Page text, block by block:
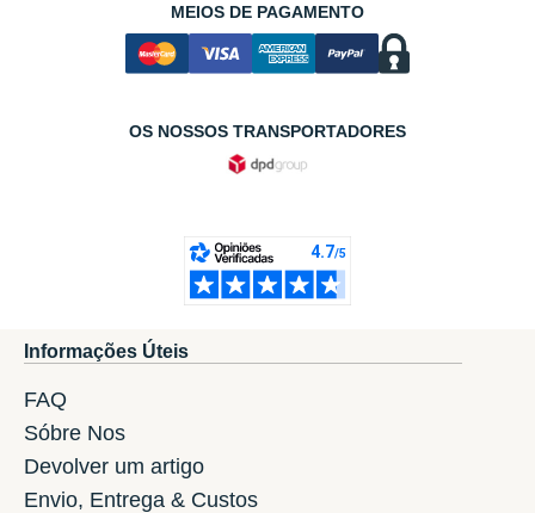
MEIOS DE PAGAMENTO
OS NOSSOS TRANSPORTADORES
Informações Úteis
FAQ
Sóbre Nos
Devolver um artigo
Envio, Entrega & Custos